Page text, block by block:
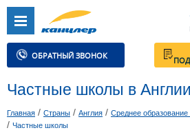
ОБРАТНЫЙ ЗВОНОК
Частные школы в Англии
Главная / Страны / Англия / Среднее образование
/ Частные школы